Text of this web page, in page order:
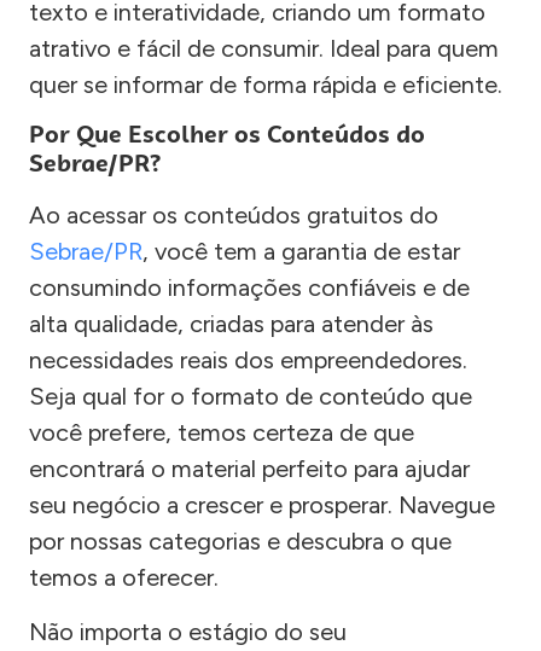
texto e interatividade, criando um formato
atrativo e fácil de consumir. Ideal para quem
quer se informar de forma rápida e eficiente.
Por Que Escolher os Conteúdos do
Sebrae/PR?
Ao acessar os conteúdos gratuitos do
Sebrae/PR, você tem a garantia de estar
consumindo informações confiáveis e de
alta qualidade, criadas para atender às
necessidades reais dos empreendedores.
Seja qual for o formato de conteúdo que
você prefere, temos certeza de que
encontrará o material perfeito para ajudar
seu negócio a crescer e prosperar. Navegue
por nossas categorias e descubra o que
temos a oferecer.
Não importa o estágio do seu